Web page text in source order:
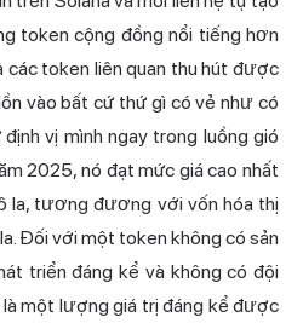
token cộng đồng nổi tiếng hơn
các token liên quan thu hút được
vào bất cứ thứ gì có vẻ như có
vị mình ngay trong luồng gió
2025, nó đạt mức giá cao nhất
la, tương đương với vốn hóa thị
Đối với một token không có sản
triển đáng kể và không có đội
một lượng giá trị đáng kể được